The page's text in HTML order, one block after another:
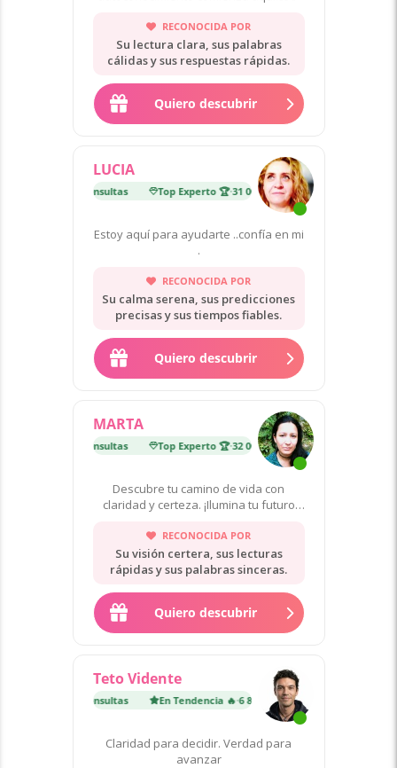
RECONOCIDA POR
Su lectura clara, sus palabras
cálidas y sus respuestas rápidas.
Quiero descubrir
LUCIA
31 000 consultas Top Experto 🏆 ·31 000 consultas
Estoy aquí para ayudarte ..confía en mi
.
RECONOCIDA POR
Su calma serena, sus predicciones
precisas y sus tiempos fiables.
Quiero descubrir
MARTA
32 000 consultas Top Experto 🏆 ·32 000 consultas
Descubre tu camino de vida con
claridad y certeza. ¡Ilumina tu futuro
RECONOCIDA POR
Su visión certera, sus lecturas
rápidas y sus palabras sinceras.
Quiero descubrir
Teto Vidente
6 800 consultas En Tendencia 🔥· 6 800 consultas
Claridad para decidir. Verdad para
avanzar